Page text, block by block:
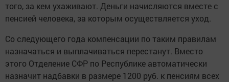
того, за кем ухаживают. Деньги начисляются вместе с
пенсией человека, за которым осуществляется уход.
Со следующего года компенсации по таким правилам
назначаться и выплачиваться перестанут. Вместо
этого Отделение СФР по Республике автоматически
назначит надбавки в размере 1200 руб. к пенсиям всех